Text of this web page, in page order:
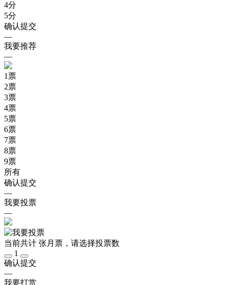
4分
5分
确认提交
—
我要推荐
—
1票
2票
3票
4票
5票
6票
7票
8票
9票
所有
确认提交
—
我要投票
—
当前共计 张月票，请选择投票数
1
确认提交
—
我要打赏